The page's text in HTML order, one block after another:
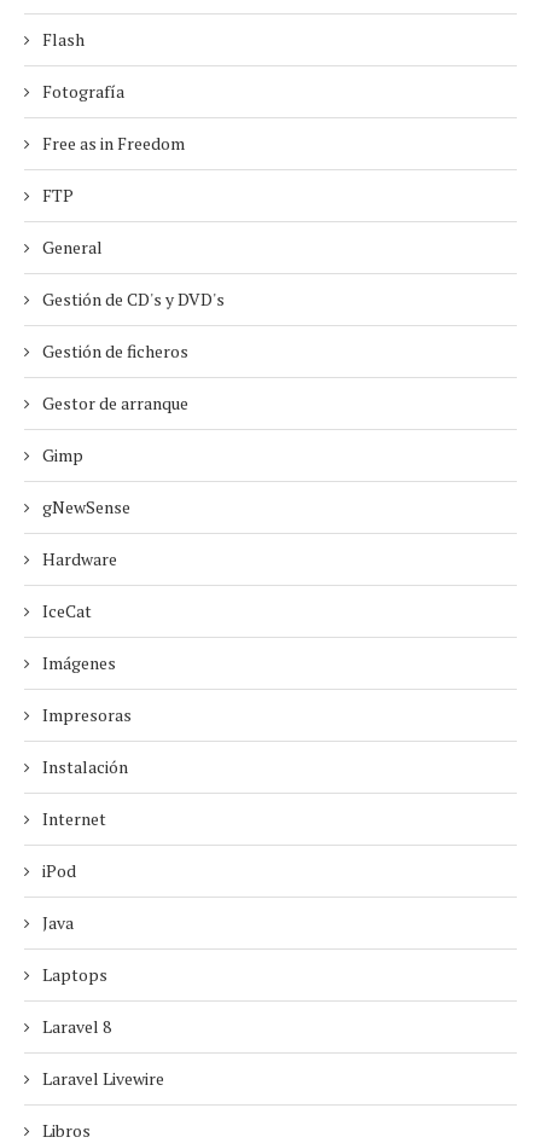
Flash
Fotografía
Free as in Freedom
FTP
General
Gestión de CD's y DVD's
Gestión de ficheros
Gestor de arranque
Gimp
gNewSense
Hardware
IceCat
Imágenes
Impresoras
Instalación
Internet
iPod
Java
Laptops
Laravel 8
Laravel Livewire
Libros